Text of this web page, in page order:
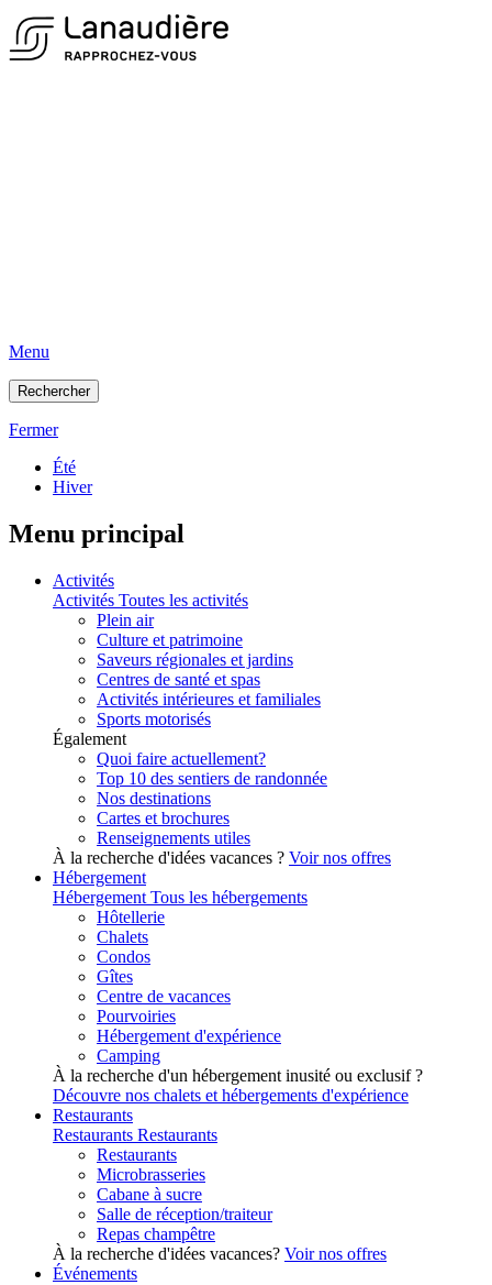
Menu
Rechercher
Fermer
Été
Hiver
Menu principal
Activités
Activités Toutes les activités
Plein air
Culture et patrimoine
Saveurs régionales et jardins
Centres de santé et spas
Activités intérieures et familiales
Sports motorisés
Également
Quoi faire actuellement?
Top 10 des sentiers de randonnée
Nos destinations
Cartes et brochures
Renseignements utiles
À la recherche d'idées vacances ? Voir nos offres
Hébergement
Hébergement Tous les hébergements
Hôtellerie
Chalets
Condos
Gîtes
Centre de vacances
Pourvoiries
Hébergement d'expérience
Camping
À la recherche d'un hébergement inusité ou exclusif ?
Découvre nos chalets et hébergements d'expérience
Restaurants
Restaurants Restaurants
Restaurants
Microbrasseries
Cabane à sucre
Salle de réception/traiteur
Repas champêtre
À la recherche d'idées vacances? Voir nos offres
Événements